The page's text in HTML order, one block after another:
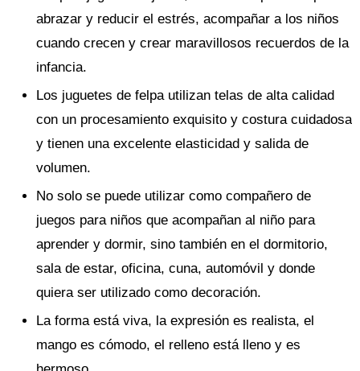
abrazar y reducir el estrés, acompañar a los niños
cuando crecen y crear maravillosos recuerdos de la
infancia.
Los juguetes de felpa utilizan telas de alta calidad
con un procesamiento exquisito y costura cuidadosa
y tienen una excelente elasticidad y salida de
volumen.
No solo se puede utilizar como compañero de
juegos para niños que acompañan al niño para
aprender y dormir, sino también en el dormitorio,
sala de estar, oficina, cuna, automóvil y donde
quiera ser utilizado como decoración.
La forma está viva, la expresión es realista, el
mango es cómodo, el relleno está lleno y es